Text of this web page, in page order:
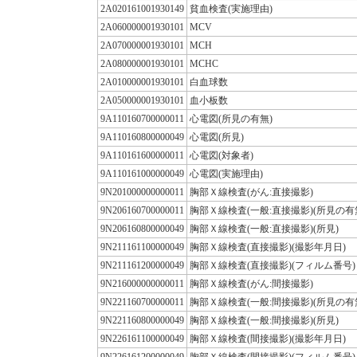
2A020161001930149 貧血検査(実施理由)
2A060000001930101
MCV
2A070000001930101
MCH
2A080000001930101
MCHC
2A010000001930101
白血球数
2A050000001930101
血小板数
9A110160700000011
心電図(所見の有無)
9A110160800000049 心電図(所見)
9A110161600000011
心電図(対象者)
9A110161000000049 心電図(実施理由)
9N201000000000011
胸部Ｘ線検査(がん:直接撮影)
9N206160700000011
胸部Ｘ線検査(一般:直接撮影)(所見の有
9N206160800000049 胸部Ｘ線検査(一般:直接撮影)(所見)
9N211161100000049 胸部Ｘ線検査(直接撮影)(撮影年月日)
9N211161200000049 胸部Ｘ線検査(直接撮影)(フィルム番号)
9N216000000000011
胸部Ｘ線検査(がん:間接撮影)
9N221160700000011
胸部Ｘ線検査(一般:間接撮影)(所見の有
9N221160800000049 胸部Ｘ線検査(一般:間接撮影)(所見)
9N226161100000049 胸部Ｘ線検査(間接撮影)(撮影年月日)